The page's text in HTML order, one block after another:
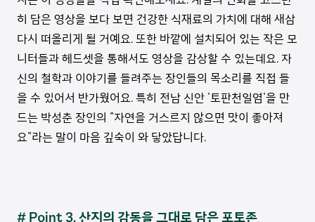
히 담은 영상을 보다 보면 건강한 식재료의 가치에 대해 새삼
다시 떠올리게 될 거예요. 또한 바깥에 설치되어 있는 작은 모
니터들과 헤드셋을 통해서도 영상을 감상할 수 있는데요. 자
신의 철학과 이야기를 들려주는 장인들의 목소리를 직접 들
을 수 있어서 반가웠어요. 특히 전남 신안 '토판천일염'을 만
드는 박성춘 장인의 "자연을 거스르지 않으면 맛이 좋아져
요"라는 말이 마음 깊숙이 와 닿았답니다.
# Point 3. 산지의 감동을 그대로 담은 포토존